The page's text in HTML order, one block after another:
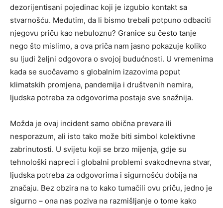
dezorijentisani pojedinac koji je izgubio kontakt sa
stvarnošću. Međutim, da li bismo trebali potpuno odbaciti
njegovu priču kao nebuloznu? Granice su često tanje
nego što mislimo, a ova priča nam jasno pokazuje koliko
su ljudi željni odgovora o svojoj budućnosti. U vremenima
kada se suočavamo s globalnim izazovima poput
klimatskih promjena, pandemija i društvenih nemira,
ljudska potreba za odgovorima postaje sve snažnija.
Možda je ovaj incident samo obična prevara ili
nesporazum, ali isto tako može biti simbol kolektivne
zabrinutosti. U svijetu koji se brzo mijenja, gdje su
tehnološki napreci i globalni problemi svakodnevna stvar,
ljudska potreba za odgovorima i sigurnošću dobija na
značaju. Bez obzira na to kako tumačili ovu priču, jedno je
sigurno – ona nas poziva na razmišljanje o tome kako